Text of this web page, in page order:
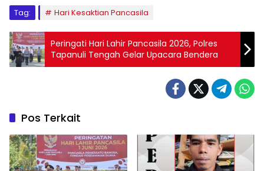
Tag: Hari Kesaktian Pancasila
Peringati Hari Lahir Pancasila 2026, Polres
Tapanuli Tengah Gelar Upacara Bendera
Pos Terkait